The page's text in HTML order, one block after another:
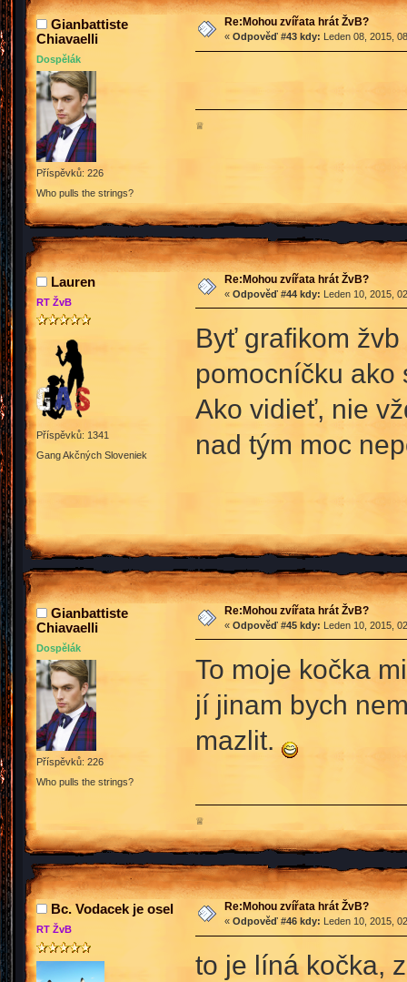
Gianbattiste
Chiavaelli
Dospělák
Příspěvků: 226
Who pulls the strings?
Re:Mohou zvířata hrát ŽvB?
« Odpověď #43 kdy: Leden 08, 2015,
♕
Lauren
RT ŽvB
Příspěvků: 1341
Gang Akčných Sloveniek
Re:Mohou zvířata hrát ŽvB?
« Odpověď #44 kdy: Leden 10, 2015,
Byť grafikom
pomocníčku ako
Ako vidieť, nie
nad tým moc
Gianbattiste
Chiavaelli
Dospělák
Příspěvků: 226
Who pulls the strings?
Re:Mohou zvířata hrát ŽvB?
« Odpověď #45 kdy: Leden 10, 2015,
To moje kočka
jí jinam bych
mazlit.
♕
Bc. Vodacek je osel
RT ŽvB
Re:Mohou zvířata hrát ŽvB?
« Odpověď #46 kdy: Leden 10, 2015,
to je líná kočka,